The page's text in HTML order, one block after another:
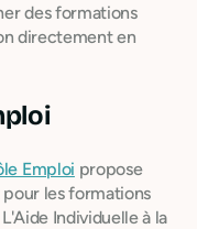
des formations
directement en
Emploi propose
les formations
Individuelle à la